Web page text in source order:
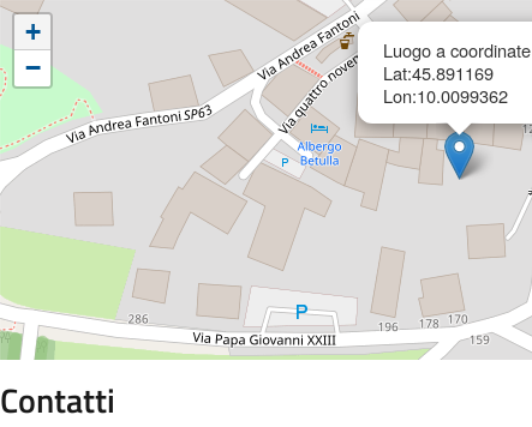
Luogo a coordinate
Lat:45.891169
Lon:10.0099362
+
−
Contatti